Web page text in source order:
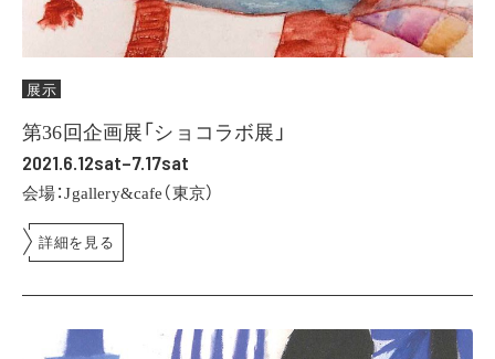
展示
第36回企画展「ショコラボ展」
2021.6.12sat–7.17sat
会場：Jgallery&cafe（東京）
詳細を見る